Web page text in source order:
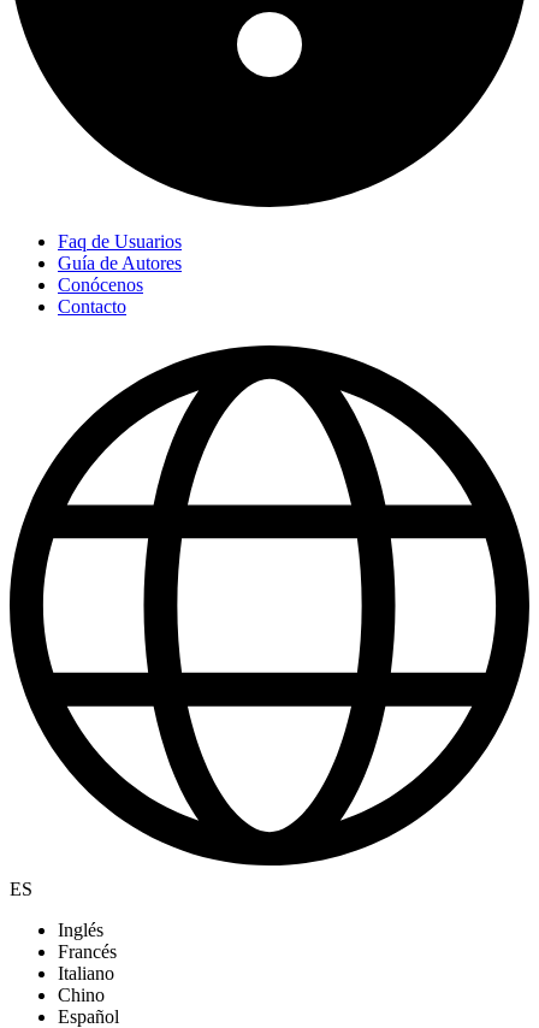
Faq de Usuarios
Guía de Autores
Conócenos
Contacto
ES
Inglés
Francés
Italiano
Chino
Español